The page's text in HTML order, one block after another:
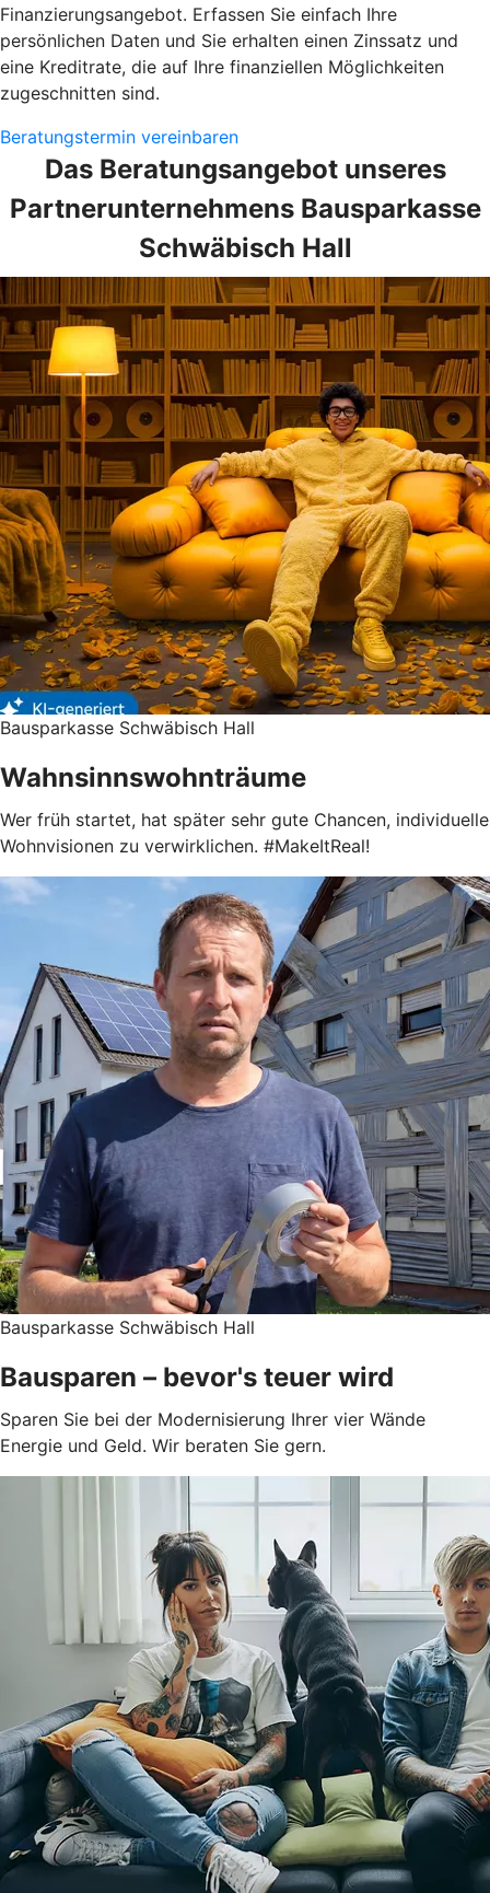
Finanzierungsangebot. Erfassen Sie einfach Ihre
persönlichen Daten und Sie erhalten einen Zinssatz und
eine Kreditrate, die auf Ihre finanziellen Möglichkeiten
zugeschnitten sind.
Beratungstermin vereinbaren
Das Beratungsangebot unseres
Partnerunternehmens Bausparkasse
Schwäbisch Hall
Bausparkasse Schwäbisch Hall
Wahnsinnswohnträume
Wer früh startet, hat später sehr gute Chancen, individuelle
Wohnvisionen zu verwirklichen. #MakeItReal!
Bausparkasse Schwäbisch Hall
Bausparen – bevor's teuer wird
Sparen Sie bei der Modernisierung Ihrer vier Wände
Energie und Geld. Wir beraten Sie gern.